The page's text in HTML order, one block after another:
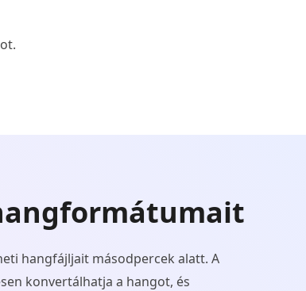
hangfájljait másodpercek alatt. A
konvertálhatja a hangot, és